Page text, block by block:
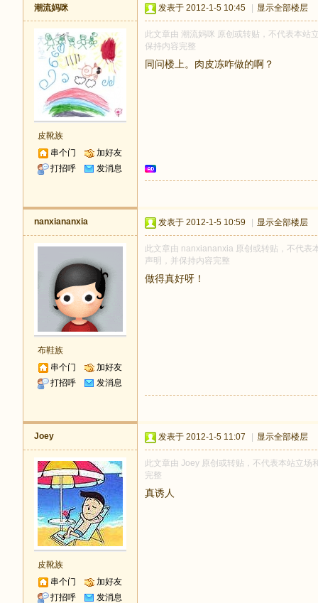
潮流妈咪
皮靴族
串个门
加好友
打招呼
发消息
发表于 2012-1-5 10:45 显示全部楼层
此文章由 潮流妈咪 原创或转贴，不代表本站
保持内容完整
同问楼上。肉皮冻咋做的啊？
nanxiananxia
布鞋族
串个门
加好友
打招呼
发消息
发表于 2012-1-5 10:59 显示全部楼层
此文章由 nanxiananxia 原创或转贴，不代表
声明，并保持内容完整
做得真好呀！
Joey
皮靴族
串个门
加好友
打招呼
发消息
发表于 2012-1-5 11:07 显示全部楼层
此文章由 Joey 原创或转贴，不代表本站立
完整
真诱人